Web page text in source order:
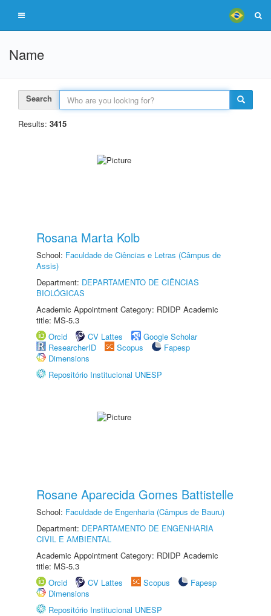
Name
Search
Results: 3415
Rosana Marta Kolb
School: Faculdade de Ciências e Letras (Câmpus de
Assis)
Department: DEPARTAMENTO DE CIÊNCIAS
BIOLÓGICAS
Academic Appointment Category: RDIDP Academic
title: MS-5.3
Orcid
CV Lattes
Google Scholar
ResearcherID
Scopus
Fapesp
Dimensions
Repositório Institucional UNESP
Rosane Aparecida Gomes Battistelle
School: Faculdade de Engenharia (Câmpus de Bauru)
Department: DEPARTAMENTO DE ENGENHARIA
CIVIL E AMBIENTAL
Academic Appointment Category: RDIDP Academic
title: MS-5.3
Orcid
CV Lattes Scopus
Fapesp
Dimensions
Repositório Institucional UNESP